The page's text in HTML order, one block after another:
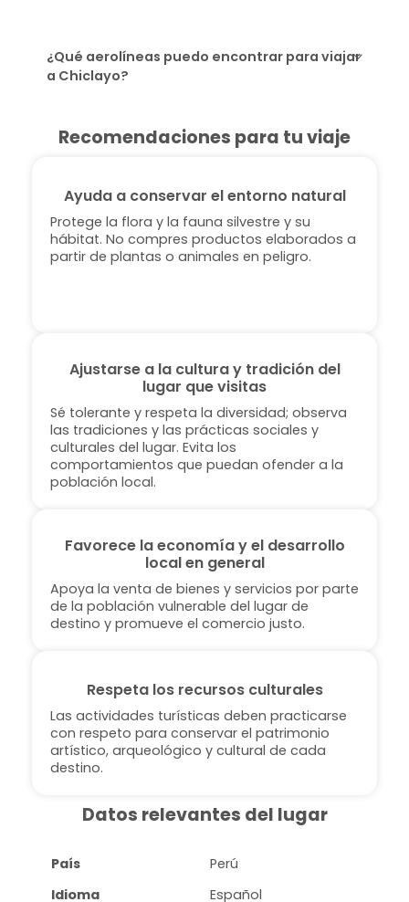
¿Qué aerolíneas puedo encontrar para viajar
a Chiclayo?
Recomendaciones para tu viaje
Ayuda a conservar el entorno natural
Protege la flora y la fauna silvestre y su
hábitat. No compres productos elaborados a
partir de plantas o animales en peligro.
Ajustarse a la cultura y tradición del
lugar que visitas
Sé tolerante y respeta la diversidad; observa
las tradiciones y las prácticas sociales y
culturales del lugar. Evita los
comportamientos que puedan ofender a la
población local.
Favorece la economía y el desarrollo
local en general
Apoya la venta de bienes y servicios por parte
de la población vulnerable del lugar de
destino y promueve el comercio justo.
Respeta los recursos culturales
Las actividades turísticas deben practicarse
con respeto para conservar el patrimonio
artístico, arqueológico y cultural de cada
destino.
Datos relevantes del lugar
País
Perú
Idioma
Español